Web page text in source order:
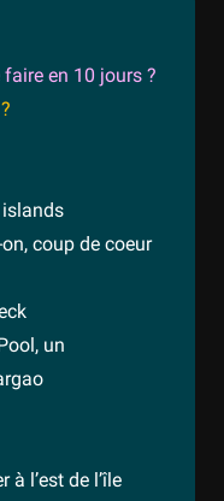
faire en 10 jours ?
coup de coeur
un
à l’est de l’île